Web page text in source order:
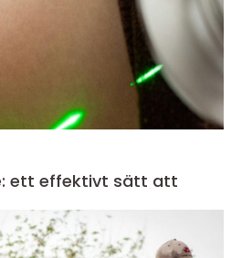
ett effektivt sätt att